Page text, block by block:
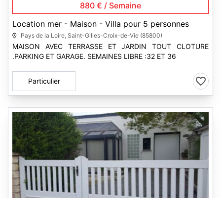
880 € / Semaine
Location mer - Maison - Villa pour 5 personnes
Pays de la Loire, Saint-Gilles-Croix-de-Vie (85800)
MAISON AVEC TERRASSE ET JARDIN TOUT CLOTURE
.PARKING ET GARAGE. SEMAINES LIBRE :32 ET 36
Particulier